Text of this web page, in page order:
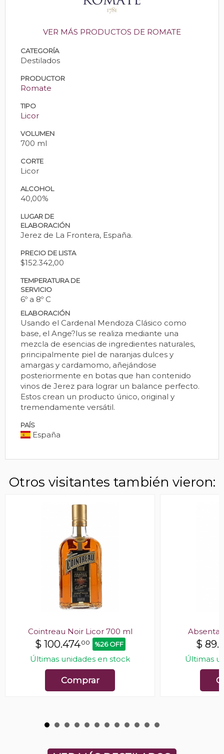
VER MÁS PRODUCTOS DE ROMATE
CATEGORÍA
Destilados
PRODUCTOR
Romate
TIPO
Licor
VOLUMEN
700 ml
CORTE
Licor
ALCOHOL
40,00%
LUGAR DE
ELABORACIÓN
Jerez de La Frontera, España.
PRECIO DE LISTA
$152.342,00
TEMPERATURA DE
SERVICIO
6º a 8º C
ELABORACIÓN
Usando el Cardenal Mendoza Clásico como
base, el Ange?lus se realiza mediante una
mezcla de esencias de ingredientes naturales,
principalmente piel de naranjas dulces y
amargas y cardamomo, añejándose
posteriormente en botas que han contenido
vinos de Jerez para lograr un balance perfecto.
Estos crean un producto único, original y
tremendamente versátil.
PAÍS
España
Otros visitantes también vieron:
Cointreau Noir Licor 700 ml
$ 100.47400 %26 OFF
Últimas unidades en stock
Comprar
Absenta
$
Últimas